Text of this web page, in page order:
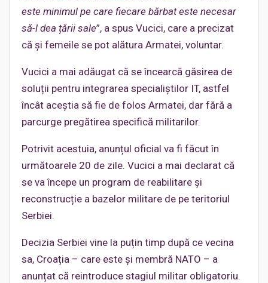
este minimul pe care fiecare bărbat este necesar
să-l dea țării sale”, a spus Vucici, care a precizat
că și femeile se pot alătura Armatei, voluntar.
Vucici a mai adăugat că se încearcă găsirea de
soluții pentru integrarea specialiștilor IT, astfel
încât aceștia să fie de folos Armatei, dar fără a
parcurge pregătirea specifică militarilor.
Potrivit acestuia, anunțul oficial va fi făcut în
următoarele 20 de zile. Vucici a mai declarat că
se va începe un program de reabilitare și
reconstrucție a bazelor militare de pe teritoriul
Serbiei.
Decizia Serbiei vine la puțin timp după ce vecina
sa, Croația – care este și membră NATO – a
anunțat că reintroduce stagiul militar obligatoriu.